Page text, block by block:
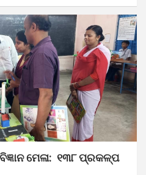
ମେଳା: ୧୩୮ ପ୍ରକଳ୍ପ